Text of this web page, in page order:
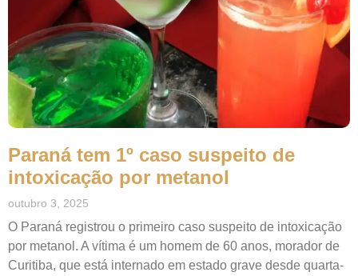
Paraná tem 1º caso suspeito de
intoxicação por metanol
outubro 3, 2025
O Paraná registrou o primeiro caso suspeito de intoxicação
por metanol. A vítima é um homem de 60 anos, morador de
Curitiba, que está internado em estado grave desde quarta-